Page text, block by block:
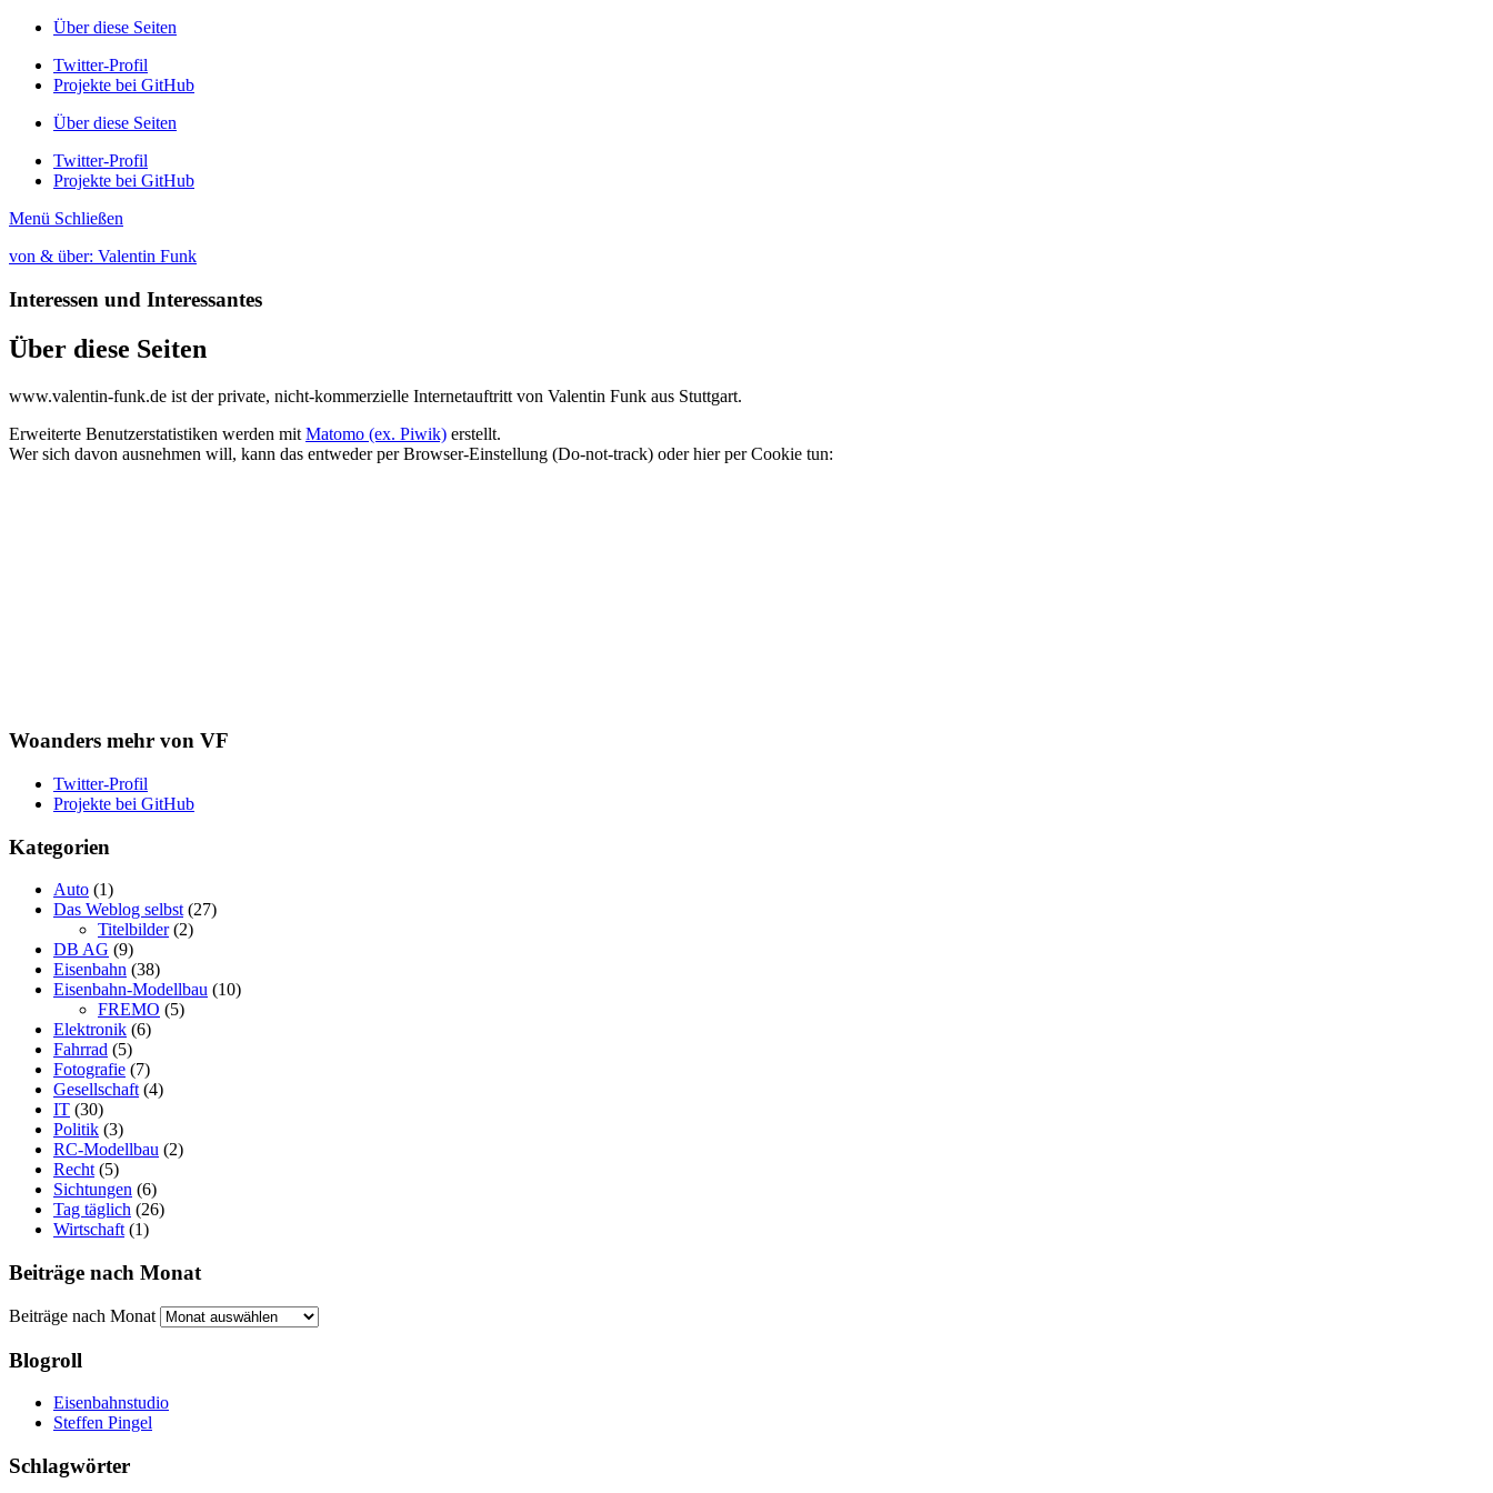
Über diese Seiten
Twitter-Profil
Projekte bei GitHub
Über diese Seiten
Twitter-Profil
Projekte bei GitHub
Menü Schließen
von & über: Valentin Funk
Interessen und Interessantes
Über diese Seiten
www.valentin-funk.de ist der private, nicht-kommerzielle Internetauftritt von Valentin Funk aus Stuttgart.
Erweiterte Benutzerstatistiken werden mit Matomo (ex. Piwik) erstellt.
Wer sich davon ausnehmen will, kann das entweder per Browser-Einstellung (Do-not-track) oder hier per Cookie tun:
Woanders mehr von VF
Twitter-Profil
Projekte bei GitHub
Kategorien
Auto (1)
Das Weblog selbst(27)
Titelbilder(2)
DB AG (9)
Eisenbahn (38)
Eisenbahn-Modellbau (10)
FREMO (5)
Elektronik (6)
Fahrrad (5)
Fotografie (7)
Gesellschaft(4)
IT (30)
Politik (3)
RC-Modellbau (2)
Recht(5)
Sichtungen (6)
Tag täglich (26)
Wirtschaft(1)
Beiträge nach Monat
Beiträge nach Monat
Blogroll
Eisenbahnstudio
Steffen Pingel
Schlagwörter